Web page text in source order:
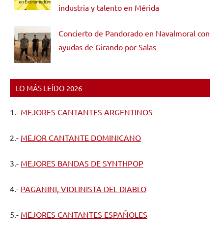
industria y talento en Mérida
Concierto de Pandorado en Navalmoral con
ayudas de Girando por Salas
LO MÁS LEÍDO 2026
1.- MEJORES CANTANTES ARGENTINOS
2.- MEJOR CANTANTE DOMINICANO
3.- MEJORES BANDAS DE SYNTHPOP
4.- PAGANINI, VIOLINISTA DEL DIABLO
5.- MEJORES CANTANTES ESPAÑOLES